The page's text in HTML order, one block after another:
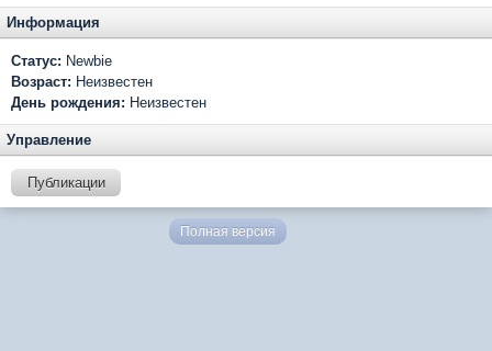
Информация
Статус: Newbie
Возраст: Неизвестен
День рождения: Неизвестен
Управление
Публикации
Полная версия